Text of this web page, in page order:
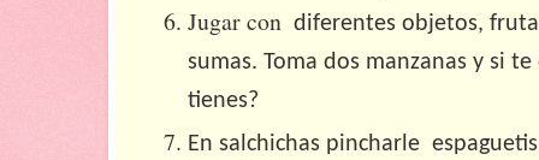
Jugar con diferentes objetos,
sumas. Toma dos manzanas y si
tienes?
En salchichas pincharle